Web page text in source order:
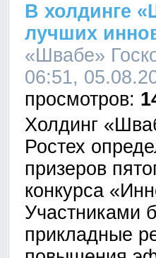
В холдинге
лучших
«Швабе»
06:51,
Холдинг
Ростех
призеров
конкурса
Участниками
прикладные